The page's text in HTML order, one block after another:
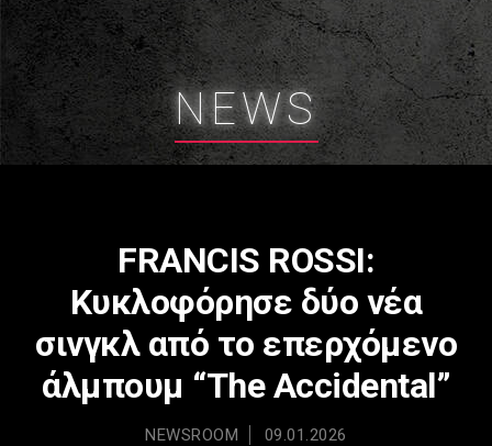
NEWS
FRANCIS ROSSI:
Κυκλοφόρησε δύο νέα
σινγκλ από το επερχόμενο
άλμπουμ “The Accidental”
NEWSROOM 09.01.2026